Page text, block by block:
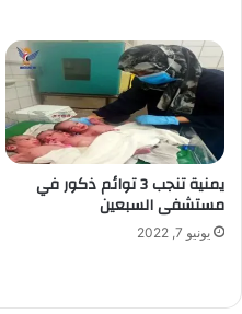
يمنية تنجب 3 توائم ذكور في
مستشفى السبعين
يونيو 7, 2022